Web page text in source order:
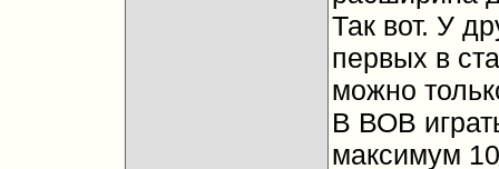
Так вот. У
первых в
можно
В ВОВ
максимум